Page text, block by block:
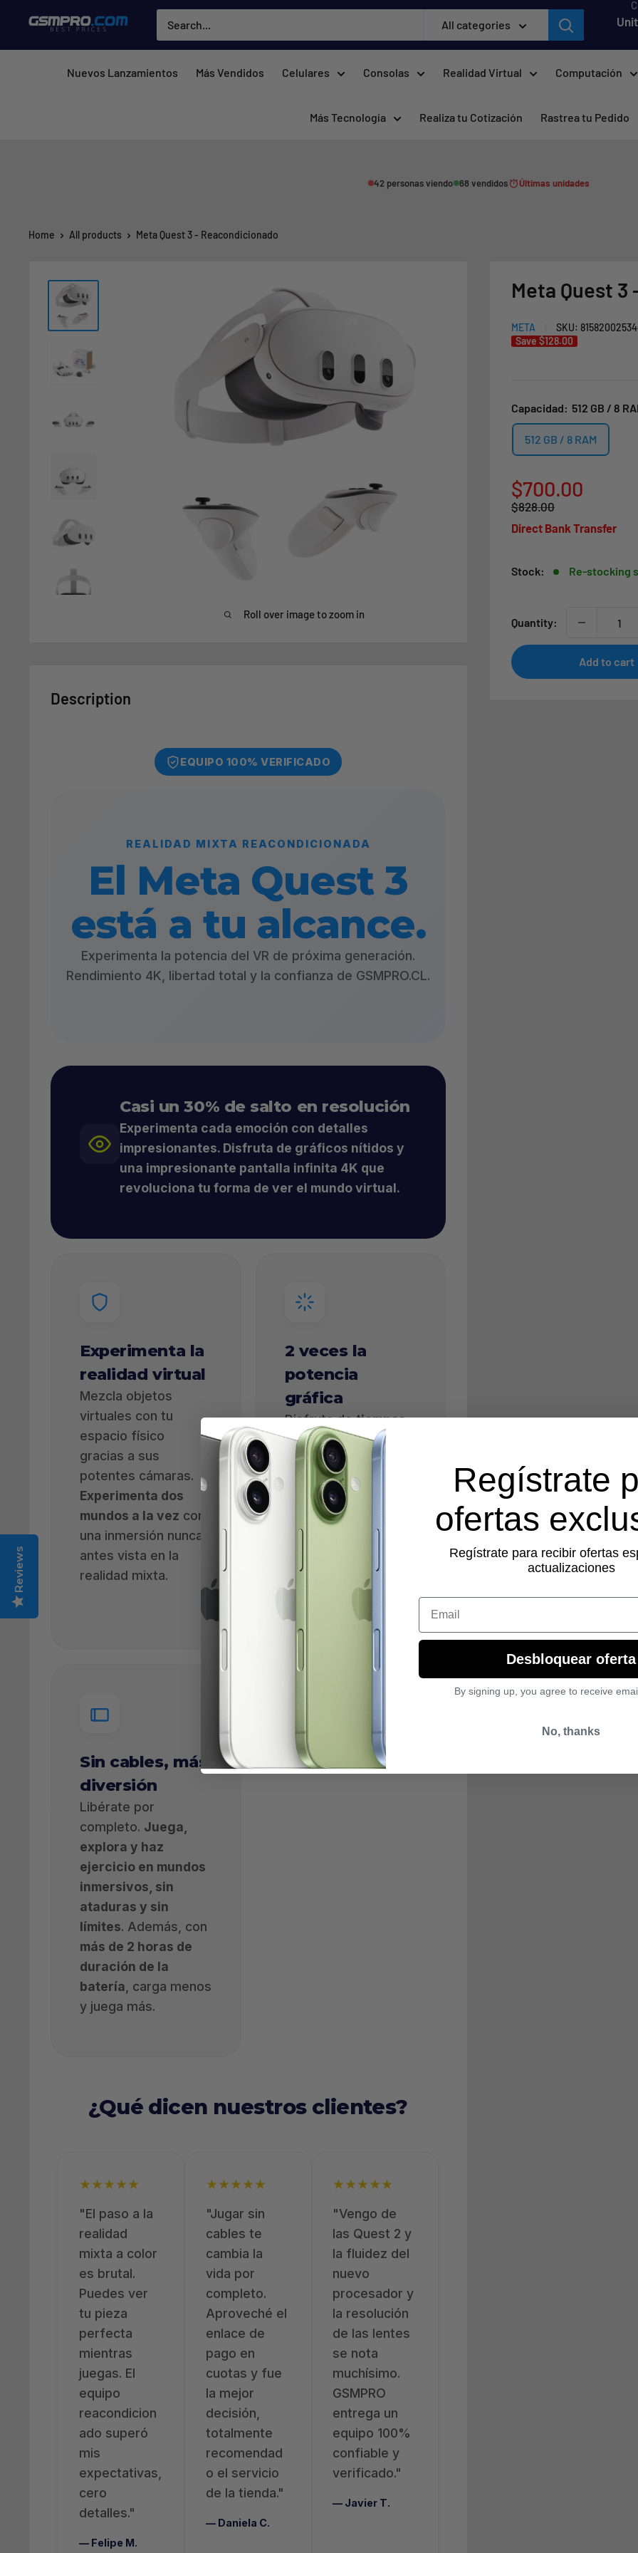
content
GSMPRO.CL All categories
Nuevos Lanzamientos Más Vendidos Celulares Consolas Realidad Virtual Computación
Más Tecnología Realiza tu Cotización Rastrea tu Pedido
42 personas viendo 68 vendidos Últimas unidades
Home All products Meta Quest 3 - Reacondicionado
Roll over image to zoom in
Meta Quest
META SKU:
Save $128.00
Capacidad: 512 GB / 8
512 GB / 8 RAM
Sale
price
$700.00
Regular
price
$828.00
Direct Bank Transfer
Stock: Re-stocking
Quantity:
Add to cart
Description
EQUIPO 100% VERIFICADO
REALIDAD MIXTA REACONDICIONADA
El Meta Quest 3
está a tu alcance.
Experimenta la potencia del VR de próxima generación.
Rendimiento 4K, libertad total y la confianza de GSMPRO.CL.
Casi un 30% de salto en resolución
Experimenta cada emoción con detalles
impresionantes. Disfruta de gráficos nítidos y
una impresionante pantalla infinita 4K que
revoluciona tu forma de ver el mundo virtual.
Experimenta la
realidad virtual
Mezcla objetos
virtuales con tu
espacio físico
gracias a sus
potentes cámaras.
Experimenta dos
mundos a la vez con
una inmersión nunca
antes vista en la
realidad mixta.
2 veces la
potencia
gráfica
Disfruta detiempos
de carga
ultrarrápidos y
gráficos de próxima
generación
juegos ultra fluidos
Snapdragon XR2 Gen
Sin cables, más
diversión
Libérate por
completo. Juega,
explora y haz
ejercicio en mundos
inmersivos, sin
ataduras y sin
límites. Además, con
más de 2 horas de
duración de la
batería , carga menos
y juega más.
¿Qué dicen nuestros clientes?
★★★★★
"El paso a la
realidad
mixta a color
es brutal.
Puedes ver
tu pieza
perfecta
mientras
juegas. El
equipo
reacondicion
ado superó
mis
expectativas,
cero
detalles."
— Felipe M.
★★★★★
"Jugar sin
cables te
cambia la
vida por
completo.
Aproveché el
enlace de
pago en
cuotas y fue
la mejor
decisión,
totalmente
recomendad
o el servicio
de la tienda."
— Daniela C.
★★★★★
"Vengo de
las Quest 2 y
la fluidez del
nuevo
procesador y
la resolución
de las lentes
se nota
muchísimo.
GSMPRO
entrega un
equipo 100%
confiable y
verificado."
— Javier T.
Reviews
Regístrate
ofertas
Regístrate para recibir ofertas
actualizaciones
Email
Desbloquear oferta
By signing up, you agree to receive
No, thanks